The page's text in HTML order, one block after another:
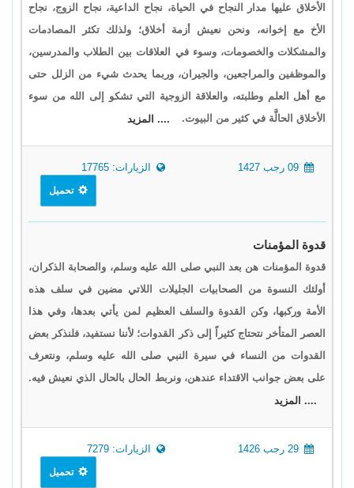
الأخلاق عليها مدار النجاح في الحياة، نجاح الداعية، نجاح الزوج، نجاح
الأخ مع إخوانه، ونحن نعيش أزمة أخلاق؛ ولذلك تكثر المصادمات
والمشكلات والخصومات، وسوء في العلاقات بين الطلاب والمدرسين،
والموظفين والمراجعين، والجيران، وربما يحدث شيء من الزلل حتى
مع أهل العلم وطلبته، والعلاقة الزوجية التي تشكو إلى الله من سوء
الأخلاق الحالَّة في كثير من البيوت.
.... المزيد
الزيارات: 17765
تحميل
قدوة المؤمنات
قدوة المؤمنات هن بعد النبي صلى الله عليه وسلم، والصحابة الذكران،
أولئك النسوة من الصحابيات الجليلات اللاتي مضين في سلف هذه
الأمة وركبها، وكن القدوة والسلف العظيم لمن يأتي بعدها، وفي هذا
العصر المتأخر نتحتاج كثيراً إلى ذكر القدوات؛ لأننا نستفيد، فلنذكر بعض
القدوات من النساء في سيرة النبي صلى الله عليه وسلم، ونتعرف
على بعض جوانب الاقتداء عندهن، ونربط الحال بالحال الذي نعيش فيه.
.... المزيد
الزيارات: 7279
تحميل